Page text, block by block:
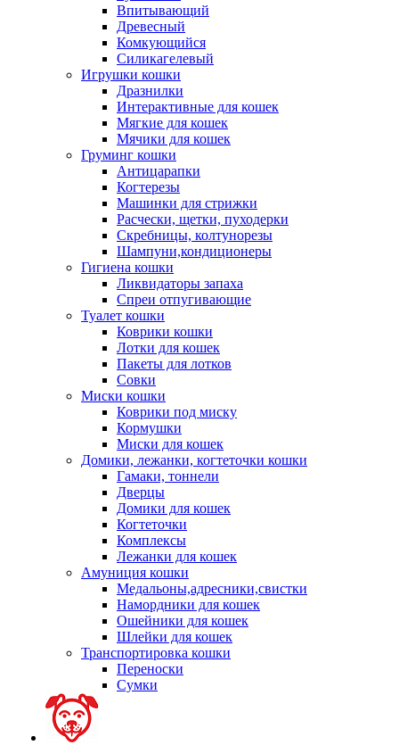
Впитывающий
Древесный
Комкующийся
Силикагелевый
Игрушки кошки
Дразнилки
Интерактивные для кошек
Мягкие для кошек
Мячики для кошек
Груминг кошки
Антицарапки
Когтерезы
Машинки для стрижки
Расчески, щетки, пуходерки
Скребницы, колтунорезы
Шампуни,кондиционеры
Гигиена кошки
Ликвидаторы запаха
Спреи отпугивающие
Туалет кошки
Коврики кошки
Лотки для кошек
Пакеты для лотков
Совки
Миски кошки
Коврики под миску
Кормушки
Миски для кошек
Домики, лежанки, когтеточки кошки
Гамаки, тоннели
Дверцы
Домики для кошек
Когтеточки
Комплексы
Лежанки для кошек
Амуниция кошки
Медальоны,адресники,свистки
Намордники для кошек
Ошейники для кошек
Шлейки для кошек
Транспортировка кошки
Переноски
Сумки